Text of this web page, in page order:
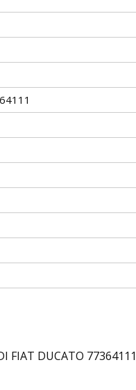
FIAT DUCATO 77364111